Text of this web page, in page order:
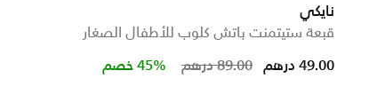
نايكي
قبعة ستيتمنت باتش كلوب للأطفال الصغار
Price reduced from89.00 درهم to 49.00 درهم 45% خصم